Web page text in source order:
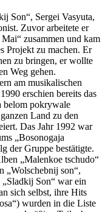
Son“, Sergei Vasyuta,
Zuvor arbeitete er
zusammen und kam
Projekt zu machen. Er
zu bringen, er wollte
Weg gehen.
am musikalischen
erschien bereits das
belom pokrywale
Land zu den
Das Jahr 1992 war
„Bosonogaja
der Gruppe bestätigte.
„Malenkoe tschudo“
„Wolschebnij son“,
Son“ war ein
sich selbst, ihre Hits
wurden in die Liste